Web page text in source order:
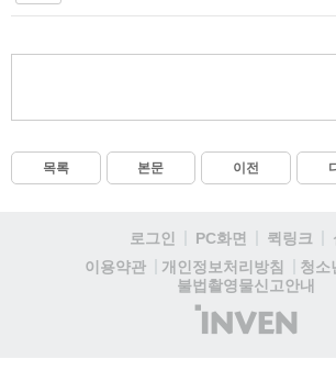
목록 본문 이전
로그인 PC화면 퀵링크
이용약관
개인정보처리방침
청소
불법촬영물신고안내
(주)
인